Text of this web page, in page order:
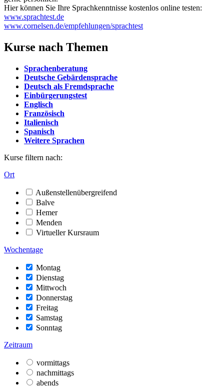
Hier können Sie Ihre Sprachkenntnisse kostenlos online testen:
www.sprachtest.de
www.cornelsen.de/empfehlungen/sprachtest
Kurse nach Themen
Sprachenberatung
Deutsche Gebärdensprache
Deutsch als Fremdsprache
Einbürgerungstest
Englisch
Französisch
Italienisch
Spanisch
Weitere Sprachen
Kurse filtern nach:
Ort
Außenstellenübergreifend
Balve
Hemer
Menden
Virtueller Kursraum
Wochentage
Montag
Dienstag
Mittwoch
Donnerstag
Freitag
Samstag
Sonntag
Zeitraum
vormittags
nachmittags
abends